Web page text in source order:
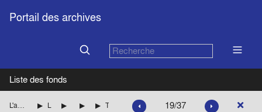
Portail des archives
Liste des fonds
L'action de Jean Monnet pendant la Seconde guerre mondiale La mission de Jean Monnet à Washington pour le compte des autorités françaises Les questions monétaires et financières
Questions monétaires en France
19/37